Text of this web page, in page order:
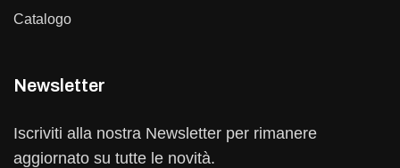
Catalogo
Newsletter
Iscriviti alla nostra Newsletter per rimanere
aggiornato su tutte le novità.